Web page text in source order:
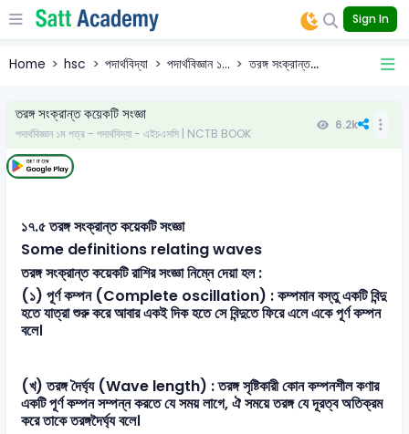
Sign In
Home hsc পদার্থবিদ্যা পদার্থবিজ্ঞান ১... তরঙ্গ সংক্রান্ত...
তরঙ্গ সংক্রান্ত কয়েকটি সংজ্ঞা
পদার্থবিজ্ঞান ১ম পত্র - পদার্থবিদ্যা - এইচএসসি | NCTB BOOK
6.2k
১৭.৫ তরঙ্গ সংক্রান্ত কয়েকটি সংজ্ঞা
Some definitions relating waves
তরঙ্গ সংক্রান্ত কয়েকটি রাশির সংজ্ঞা নিম্নে দেয়া হল :
(১) পূর্ণ কম্পন (Complete oscillation) : কম্পমান বস্তু একটি বিন্দু
হতে যাত্রা শুরু করে আবার একই দিক হতে সে বিন্দুতে ফিরে এলে একে পূর্ণ কম্পন
বলে।
(খ) তরঙ্গ দৈর্ঘ্য (Wave length) : তরঙ্গ সৃষ্টিকারী কোন কম্পনশীল কণার
একটি পূর্ণ কম্পন সম্পন্ন করতে যে সময় লাগে, ঐ সময়ে তরঙ্গ যে দূরত্ব অতিক্রম
করে তাকে তরঙ্গদৈর্ঘ্য বলে।